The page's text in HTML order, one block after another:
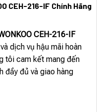
CEH-216-IF Chính Hãng
CEH-216-IF
dịch vụ hậu mãi hoàn
tôi cam kết mang đến
đầy đủ và giao hàng